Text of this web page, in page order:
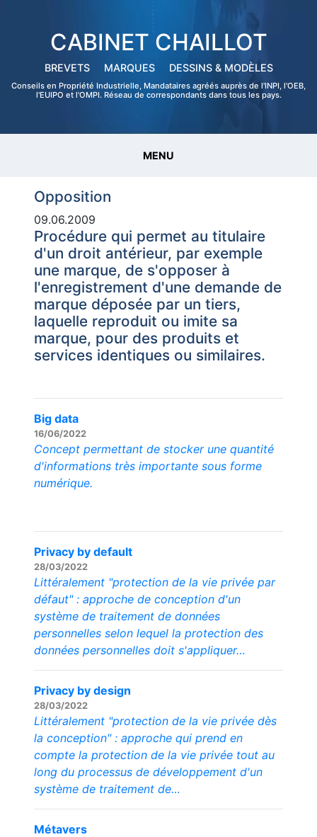
CABINET CHAILLOT
BREVETS MARQUES DESSINS & MODÈLES
Conseils en Propriété Industrielle, Mandataires agréés auprès de l'INPI, l'OEB,
l'EUIPO et l'OMPI. Réseau de correspondants dans tous les pays.
MENU
Opposition
09.06.2009
Procédure qui permet au titulaire
d'un droit antérieur, par exemple
une marque, de s'opposer à
l'enregistrement d'une demande de
marque déposée par un tiers,
laquelle reproduit ou imite sa
marque, pour des produits et
services identiques ou similaires.
Big data
16/06/2022
Concept permettant de stocker une quantité
d'informations très importante sous forme
numérique.
Privacy by default
28/03/2022
Littéralement "protection de la vie privée par
défaut" : approche de conception d'un
système de traitement de données
personnelles selon lequel la protection des
données personnelles doit s'appliquer…
Privacy by design
28/03/2022
Littéralement "protection de la vie privée dès
la conception" : approche qui prend en
compte la protection de la vie privée tout au
long du processus de développement d'un
système de traitement de…
Métavers